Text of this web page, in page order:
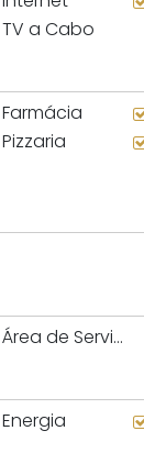
TV a Cabo
Farmácia
Pizzaria
Área de Serviço
Energia